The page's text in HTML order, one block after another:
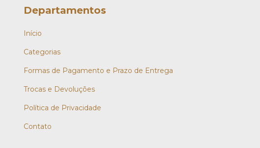
Departamentos
Início
Categorias
Formas de Pagamento e Prazo de Entrega
Trocas e Devoluções
Política de Privacidade
Contato